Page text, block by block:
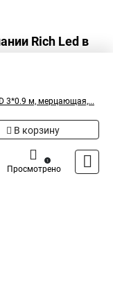
Rich Led в
3*0.9 м, мерцающая,...
В корзину
Просмотрено
1